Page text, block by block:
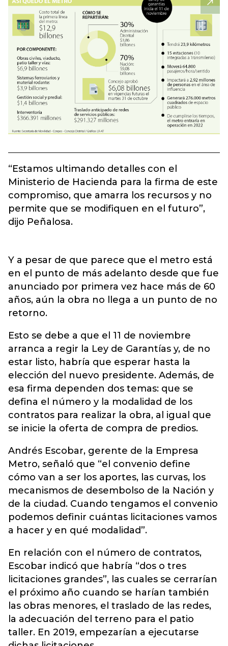
“Estamos ultimando detalles con el
Ministerio de Hacienda para la firma de este
compromiso, que amarra los recursos y no
permite que se modifiquen en el futuro”,
dijo Peñalosa.
Y a pesar de que parece que el metro está
en el punto de más adelanto desde que fue
anunciado por primera vez hace más de 60
años, aún la obra no llega a un punto de no
retorno.
Esto se debe a que el 11 de noviembre
arranca a regir la Ley de Garantías y, de no
estar listo, habría que esperar hasta la
elección del nuevo presidente. Además, de
esa firma dependen dos temas: que se
defina el número y la modalidad de los
contratos para realizar la obra, al igual que
se inicie la oferta de compra de predios.
Andrés Escobar, gerente de la Empresa
Metro, señaló que “el convenio define
cómo van a ser los aportes, las curvas, los
mecanismos de desembolso de la Nación y
de la ciudad. Cuando tengamos el convenio
podemos definir cuántas licitaciones vamos
a hacer y en qué modalidad”.
En relación con el número de contratos,
Escobar indicó que habría “dos o tres
licitaciones grandes”, las cuales se cerrarían
el próximo año cuando se harían también
las obras menores, el traslado de las redes,
la adecuación del terreno para el patio
taller. En 2019, empezarían a ejecutarse